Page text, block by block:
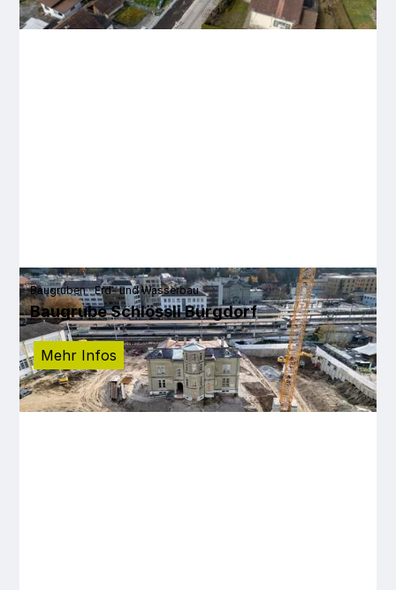
Baugruben Erd- und Wasserbau
Baugrube Schlössli Burgdorf
Mehr Infos